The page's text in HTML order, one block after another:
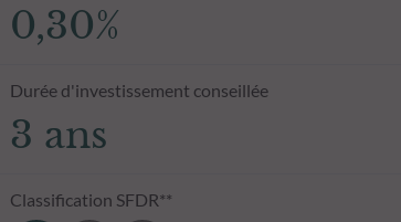
0,30%
Durée d'investissement conseillée
3 ans
Classification SFDR**